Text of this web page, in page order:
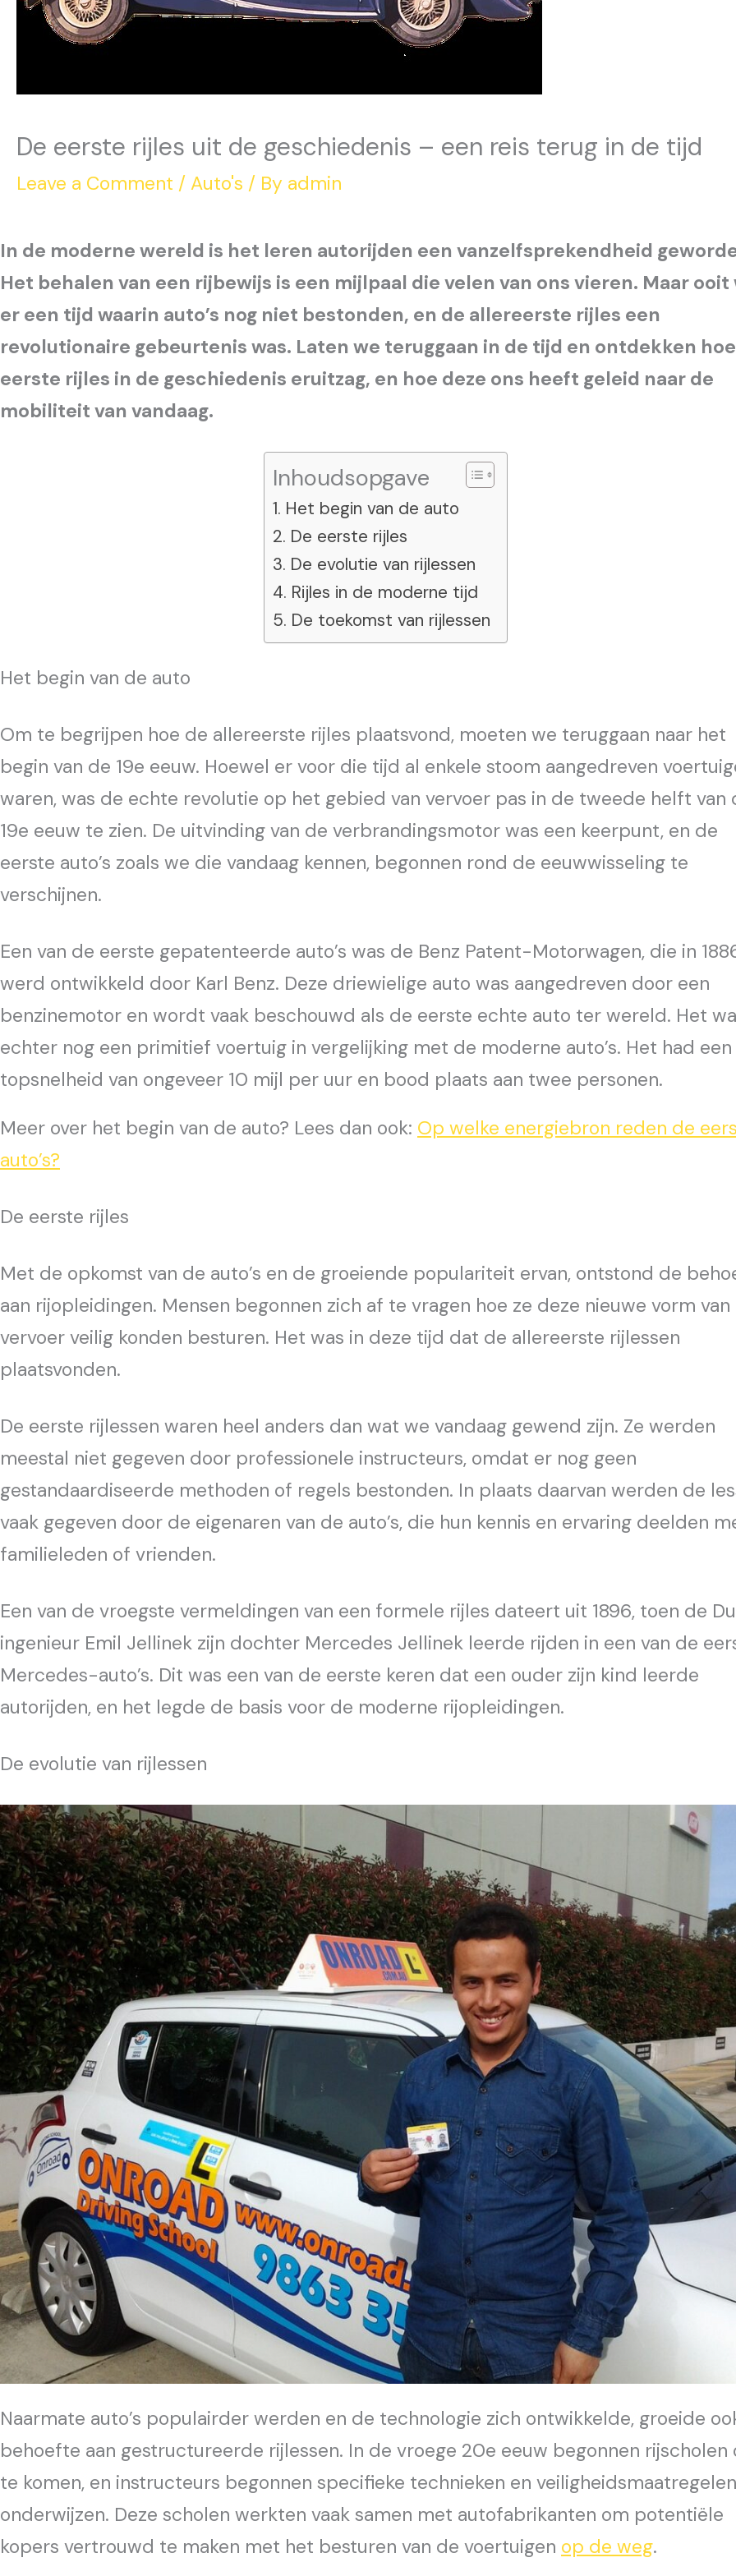
De eerste rijles uit de geschiedenis – een reis terug in de tijd
Leave a Comment / Auto's / By admin
In de moderne wereld is het leren autorijden een vanzelfsprekendheid
Het behalen van een rijbewijs is een mijlpaal die velen van ons vieren. Maar ooit
er een tijd waarin auto’s nog niet bestonden, en de allereerste rijles een
revolutionaire gebeurtenis was. Laten we teruggaan in de tijd en ontdekken
eerste rijles in de geschiedenis eruitzag, en hoe deze ons heeft geleid naar de
mobiliteit van vandaag.
Inhoudsopgave
Het begin van de auto
De eerste rijles
De evolutie van rijlessen
Rijles in de moderne tijd
De toekomst van rijlessen
Het begin van de auto
Om te begrijpen hoe de allereerste rijles plaatsvond, moeten we teruggaan naar het
begin van de 19e eeuw. Hoewel er voor die tijd al enkele stoom aangedreven
waren, was de echte revolutie op het gebied van vervoer pas in de tweede helft van
19e eeuw te zien. De uitvinding van de verbrandingsmotor was een keerpunt, en de
eerste auto’s zoals we die vandaag kennen, begonnen rond de eeuwwisseling te
verschijnen.
Een van de eerste gepatenteerde auto’s was de Benz Patent-Motorwagen, die in
werd ontwikkeld door Karl Benz. Deze driewielige auto was aangedreven door een
benzinemotor en wordt vaak beschouwd als de eerste echte auto ter wereld. Het
echter nog een primitief voertuig in vergelijking met de moderne auto’s. Het had een
topsnelheid van ongeveer 10 mijl per uur en bood plaats aan twee personen.
Meer over het begin van de auto? Lees dan ook: Op welke energiebron reden de
auto’s?
De eerste rijles
Met de opkomst van de auto’s en de groeiende populariteit ervan, ontstond de
aan rijopleidingen. Mensen begonnen zich af te vragen hoe ze deze nieuwe vorm van
vervoer veilig konden besturen. Het was in deze tijd dat de allereerste rijlessen
plaatsvonden.
De eerste rijlessen waren heel anders dan wat we vandaag gewend zijn. Ze werden
meestal niet gegeven door professionele instructeurs, omdat er nog geen
gestandaardiseerde methoden of regels bestonden. In plaats daarvan werden de
vaak gegeven door de eigenaren van de auto’s, die hun kennis en ervaring deelden
familieleden of vrienden.
Een van de vroegste vermeldingen van een formele rijles dateert uit 1896, toen de
ingenieur Emil Jellinek zijn dochter Mercedes Jellinek leerde rijden in een van de
Mercedes-auto’s. Dit was een van de eerste keren dat een ouder zijn kind leerde
autorijden, en het legde de basis voor de moderne rijopleidingen.
De evolutie van rijlessen
Naarmate auto’s populairder werden en de technologie zich ontwikkelde, groeide
behoefte aan gestructureerde rijlessen. In de vroege 20e eeuw begonnen rijscholen
te komen, en instructeurs begonnen specifieke technieken en
onderwijzen. Deze scholen werkten vaak samen met autofabrikanten om potentiële
kopers vertrouwd te maken met het besturen van de voertuigen op de weg.